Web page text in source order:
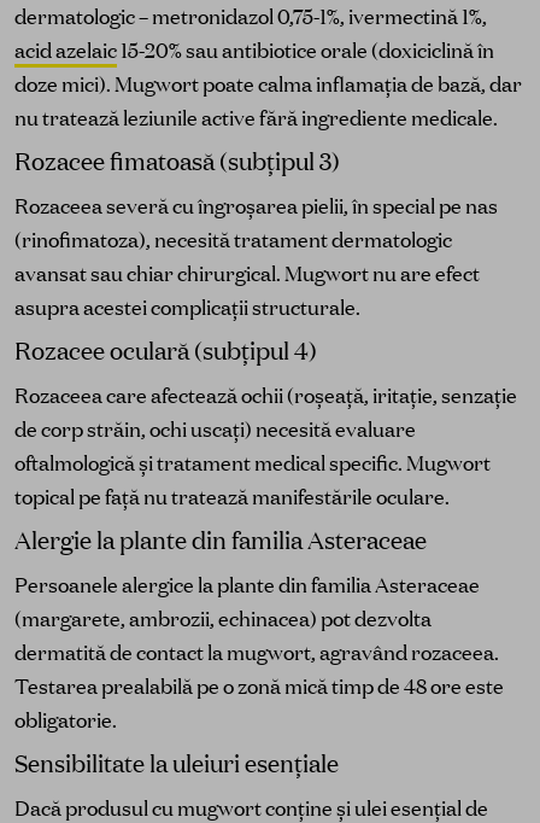
dermatologic – metronidazol 0,75-1%, ivermectină 1%,
acid azelaic15-20% sau antibiotice orale (doxiciclină în
doze mici). Mugwort poate calma inflamația de bază, dar
nu tratează leziunile active fără ingrediente medicale.
Rozacee fimatoasă (subțipul 3)
Rozaceea severă cu îngroșarea pielii, în special pe nas
(rinofimatoza), necesită tratament dermatologic
avansat sau chiar chirurgical. Mugwort nu are efect
asupra acestei complicații structurale.
Rozacee oculară (subțipul 4)
Rozaceea care afectează ochii (roșeață, iritație, senzație
de corp străin, ochi uscați) necesită evaluare
oftalmologică și tratament medical specific. Mugwort
topical pe față nu tratează manifestările oculare.
Alergie la plante din familia Asteraceae
Persoanele alergice la plante din familia Asteraceae
(margarete, ambrozii, echinacea) pot dezvolta
dermatită de contact la mugwort, agravând rozaceea.
Testarea prealabilă pe o zonă mică timp de 48 ore este
obligatorie.
Sensibilitate la uleiuri esențiale
Dacă produsul cu mugwort conține și ulei esențial de